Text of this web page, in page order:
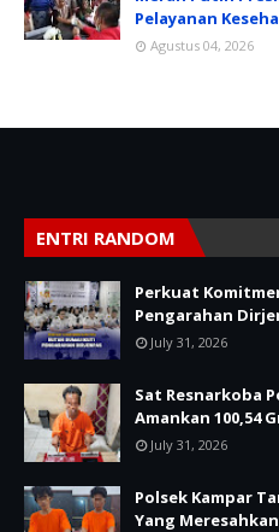
Pelayanan
Agustus 04, 2026
ENTRI RANDOM
Perkuat
Pengarahan
July 31, 2026
Sat Resnarkoba
Amankan 100,54
July 31, 2026
Polsek Kampar
Yang